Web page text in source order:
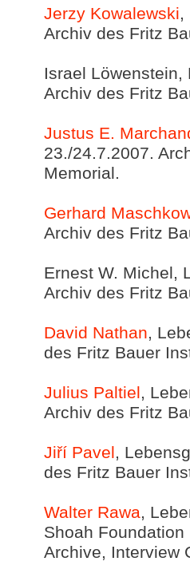
Jerzy Kowalewski,
Archiv des Fritz
Israel
Archiv des Fritz
Justus E.
23./24.7.2007.
Memorial.
Gerhard
Archiv des Fritz
Ernest W. Michel,
Archiv des Fritz
David Nathan,
des Fritz Bauer
Julius Paltiel,
Archiv des Fritz
Jiří Pavel,
des Fritz Bauer
Walter Rawa,
Shoah
Archive, Interview